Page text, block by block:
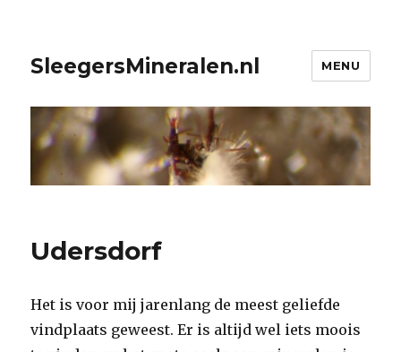
SleegersMineralen.nl MENU
Udersdorf
Het is voor mij jarenlang de meest geliefde
vindplaats geweest. Er is altijd wel iets moois